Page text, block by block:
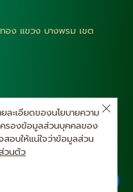
อง แขวง บางพรม เขต
ละเอียดของนโยบายความ
ครองข้อมูลส่วนบุคคลของ
สอบให้แน่ใจว่าข้อมูลส่วน
วนตัว